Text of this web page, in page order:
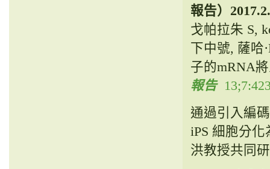
報告）
戈帕拉朱 S,
下中號, 薩哈
子的mRNA
報告
通過引入編
iPS 細胞分
洪教授共同